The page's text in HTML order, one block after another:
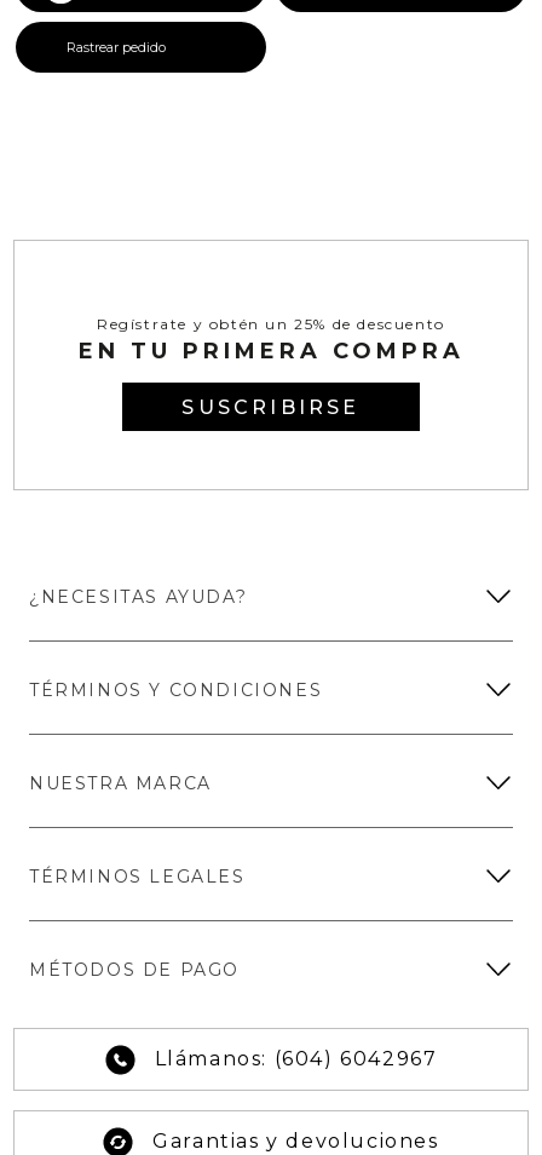
Rastrear pedido
Regístrate y obtén un 25% de descuento
EN TU PRIMERA COMPRA
SUSCRIBIRSE
¿NECESITAS AYUDA?
TÉRMINOS Y CONDICIONES
NUESTRA MARCA
TÉRMINOS LEGALES
MÉTODOS DE PAGO
Llámanos: (604) 6042967
Garantias y devoluciones